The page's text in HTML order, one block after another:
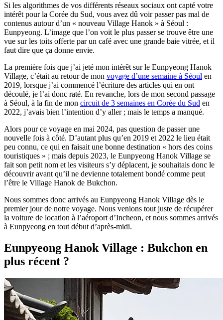
Si les algorithmes de vos différents réseaux sociaux ont capté votre
intérêt pour la Corée du Sud, vous avez dû voir passer pas mal de
contenus autour d’un « nouveau Village Hanok » à Séoul :
Eunpyeong. L’image que l’on voit le plus passer se trouve être une
vue sur les toits offerte par un café avec une grande baie vitrée, et il
faut dire que ça donne envie.
La première fois que j’ai jeté mon intérêt sur le Eunpyeong Hanok
Village, c’était au retour de mon voyage d’une semaine à Séoul en
2019, lorsque j’ai commencé l’écriture des articles qui en ont
découlé, je l’ai donc raté. En revanche, lors de mon second passage
à Séoul, à la fin de mon circuit de 3 semaines en Corée du Sud en
2022, j’avais bien l’intention d’y aller ; mais le temps a manqué.
Alors pour ce voyage en mai 2024, pas question de passer une
nouvelle fois à côté. D’autant plus qu’en 2019 et 2022 le lieu était
peu connu, ce qui en faisait une bonne destination « hors des coins
touristiques » ; mais depuis 2023, le Eunpyeong Hanok Village se
fait son petit nom et les visiteurs s’y déplacent, je souhaitais donc le
découvrir avant qu’il ne devienne totalement bondé comme peut
l’être le Village Hanok de Bukchon.
Nous sommes donc arrivés au Eunpyeong Hanok Village dès le
premier jour de notre voyage. Nous venions tout juste de récupérer
la voiture de location à l’aéroport d’Incheon, et nous sommes arrivés
à Eunpyeong en tout début d’après-midi.
Eunpyeong Hanok Village : Bukchon en
plus récent ?